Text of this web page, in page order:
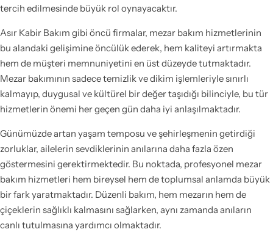
tercih edilmesinde büyük rol oynayacaktır.
Asır Kabir Bakım gibi öncü firmalar, mezar bakım hizmetlerinin
bu alandaki gelişimine öncülük ederek, hem kaliteyi artırmakta
hem de müşteri memnuniyetini en üst düzeyde tutmaktadır.
Mezar bakımının sadece temizlik ve dikim işlemleriyle sınırlı
kalmayıp, duygusal ve kültürel bir değer taşıdığı bilinciyle, bu tür
hizmetlerin önemi her geçen gün daha iyi anlaşılmaktadır.
Günümüzde artan yaşam temposu ve şehirleşmenin getirdiği
zorluklar, ailelerin sevdiklerinin anılarına daha fazla özen
göstermesini gerektirmektedir. Bu noktada, profesyonel mezar
bakım hizmetleri hem bireysel hem de toplumsal anlamda büyük
bir fark yaratmaktadır. Düzenli bakım, hem mezarın hem de
çiçeklerin sağlıklı kalmasını sağlarken, aynı zamanda anıların
canlı tutulmasına yardımcı olmaktadır.